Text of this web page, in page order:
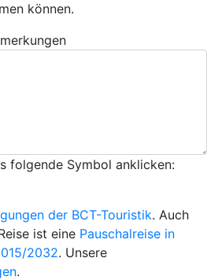
können.
folgende Symbol anklicken:
der BCT-Touristik. Auch
ist eine Pauschalreise in
2032. Unsere
.